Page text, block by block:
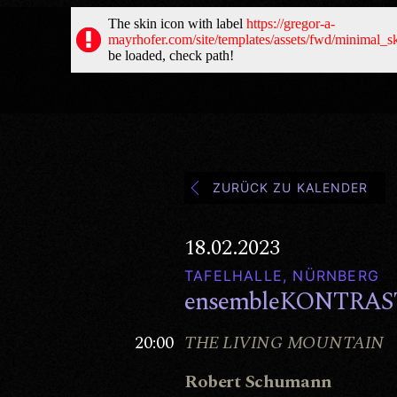
ZURÜCK ZU KALENDER
18.02.2023
TAFELHALLE, NÜRNBERG
20:00 THE LIVING MOUNTAIN
Robert Schumann